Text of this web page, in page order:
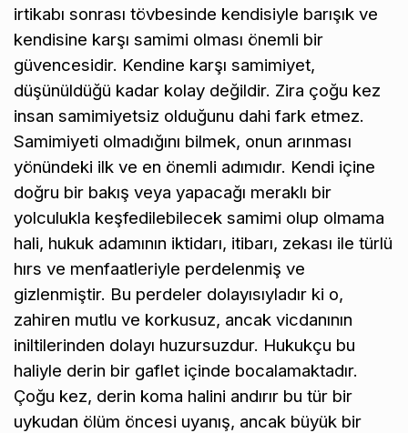
irtikabı sonrası tövbesinde kendisiyle barışık ve
kendisine karşı samimi olması önemli bir
güvencesidir. Kendine karşı samimiyet,
düşünüldüğü kadar kolay değildir. Zira çoğu kez
insan samimiyetsiz olduğunu dahi fark etmez.
Samimiyeti olmadığını bilmek, onun arınması
yönündeki ilk ve en önemli adımıdır. Kendi içine
doğru bir bakış veya yapacağı meraklı bir
yolculukla keşfedilebilecek samimi olup olmama
hali, hukuk adamının iktidarı, itibarı, zekası ile türlü
hırs ve menfaatleriyle perdelenmiş ve
gizlenmiştir. Bu perdeler dolayısıyladır ki o,
zahiren mutlu ve korkusuz, ancak vicdanının
iniltilerinden dolayı huzursuzdur. Hukukçu bu
haliyle derin bir gaflet içinde bocalamaktadır.
Çoğu kez, derin koma halini andırır bu tür bir
uykudan ölüm öncesi uyanış, ancak büyük bir